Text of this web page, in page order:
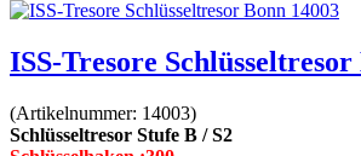
ISS-Tresore Schlüsseltresor
(Artikelnummer: 14003)
Schlüsseltresor Stufe B / S2